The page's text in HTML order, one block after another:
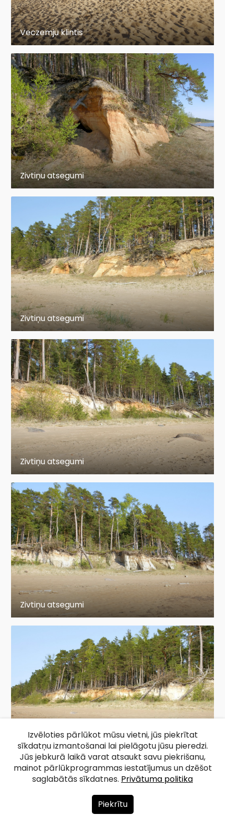
Veczemju klintis
Zivtiņu atsegumi
Zivtiņu atsegumi
Zivtiņu atsegumi
Zivtiņu atsegumi
Zivtiņu atsegumi
Izvēloties pārlūkot mūsu vietni, jūs piekrītat
sīkdatņu izmantošanai lai pielāgotu jūsu pieredzi.
Jūs jebkurā laikā varat atsaukt savu piekrišanu,
mainot pārlūkprogrammas iestatījumus un dzēšot
saglabātās sīkdatnes. Privātuma politika
Piekrītu